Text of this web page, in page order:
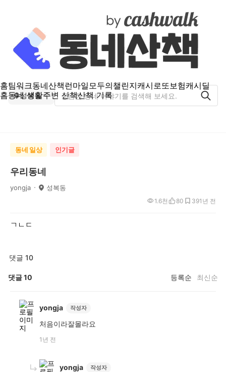
홈팀워크동네산책런마일모두의챌린지캐시로또보험캐시딜
홈동네 생활주변 산책산책 기록
성복동
동네 일상 인기글
우리동네
yongja 성복동
1년 전
1.6천 80 39
ㄱㄴㄷ
댓글 10
댓글10 등록순 최신순
yongja 작성자
처음이라잘몰라요
1년 전
yongja 작성자